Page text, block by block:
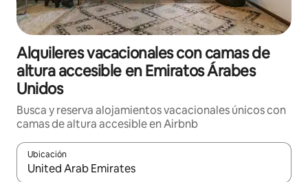
Alquileres vacacionales con camas de
altura accesible en Emiratos Árabes
Unidos
Busca y reserva alojamientos vacacionales únicos con
camas de altura accesible en Airbnb
Ubicación
Cuando los resultados estén disponibles, navega con las